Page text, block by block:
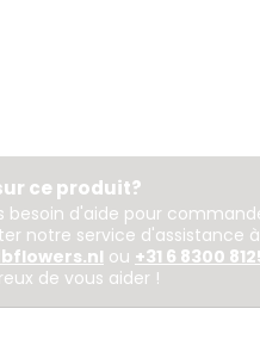
ce produit?
besoin d'aide pour
notre service d'assistance à
ou +31 6 8300
de vous aider !